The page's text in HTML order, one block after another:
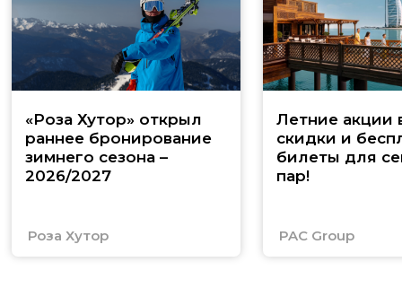
«Роза Хутор» открыл
раннее бронирование
зимнего сезона –
2026/2027
Роза Хутор
Летние акции
скидки и
билеты для
пар!
PAC Group